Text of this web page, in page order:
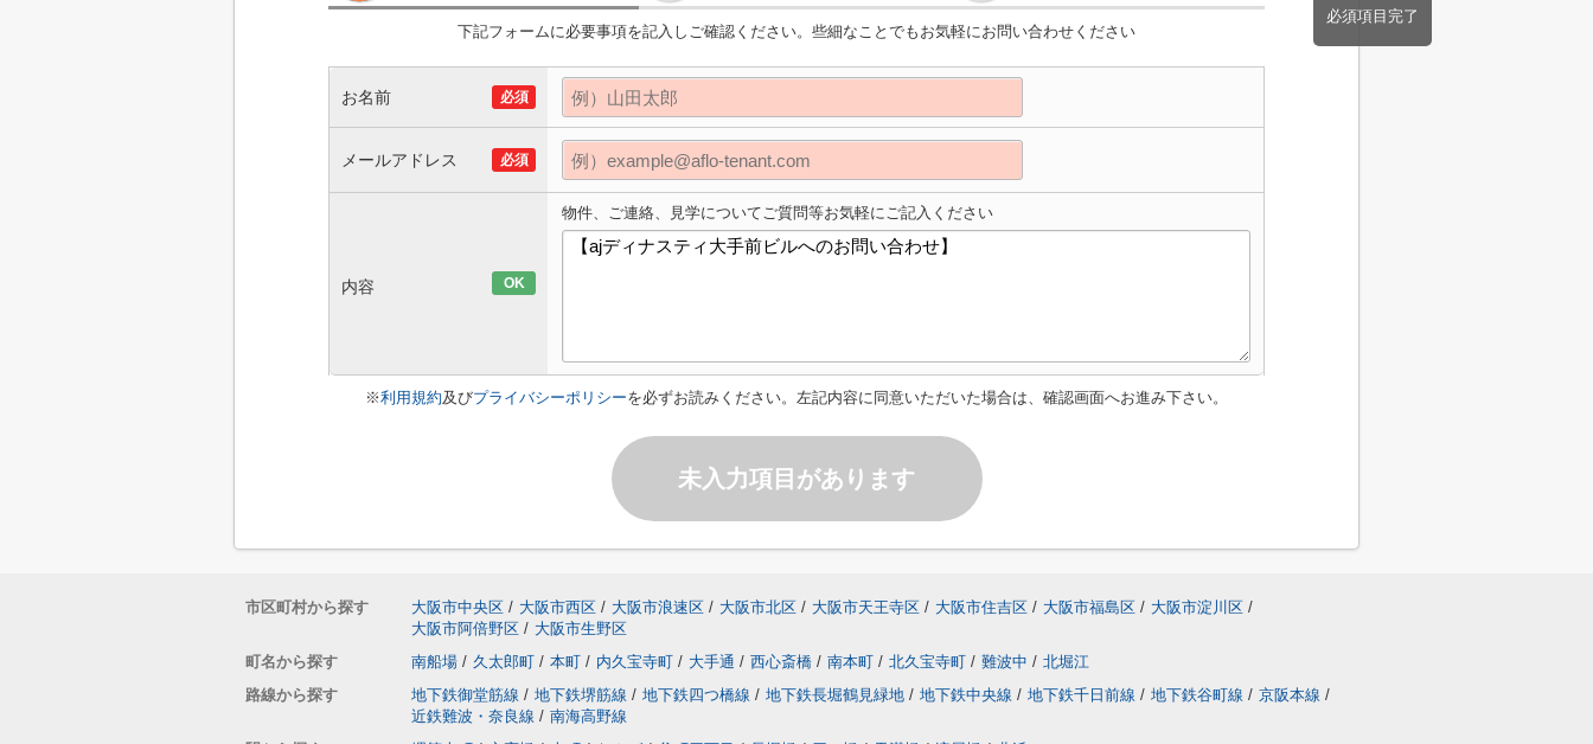
必須項目完了
下記フォームに必要事項を記入しご確認ください。些細なことでもお気軽にお問い合わせください
お名前 必須
メールアドレス 必須
内容 OK
物件、ご連絡、見学についてご質問等お気軽にご記入ください
※利用規約及びプライバシーポリシーを必ずお読みください。左記内容に同意いただいた場合は、確認画面へお進み下さい。
未入力項目があります
市区町村から探す 大阪市中央区 / 大阪市西区 / 大阪市浪速区 / 大阪市北区 / 大阪市天王寺区 / 大阪市住吉区 / 大阪市福島区 / 大阪市淀川区 /
大阪市阿倍野区 / 大阪市生野区
町名から探す
南船場 / 久太郎町 / 本町 / 内久宝寺町 / 大手通 / 西心斎橋 / 南本町 / 北久宝寺町 / 難波中 / 北堀江
路線から探す
地下鉄御堂筋線 / 地下鉄堺筋線 / 地下鉄四つ橋線 / 地下鉄長堀鶴見緑地 / 地下鉄中央線 / 地下鉄千日前線 / 地下鉄谷町線 / 京阪本線 /
近鉄難波・奈良線 / 南海高野線